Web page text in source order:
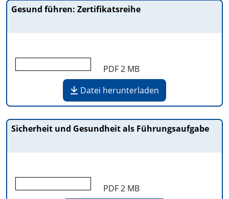
Gesund führen: Zertifikatsreihe
PDF2 MB
Datei herunterladen
Sicherheit und Gesundheit als Führungsaufgabe
PDF2 MB